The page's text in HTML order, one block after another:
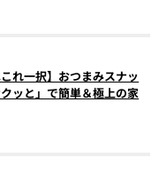
れ一択】おつまみスナッ
ッと」で簡単＆極上の家